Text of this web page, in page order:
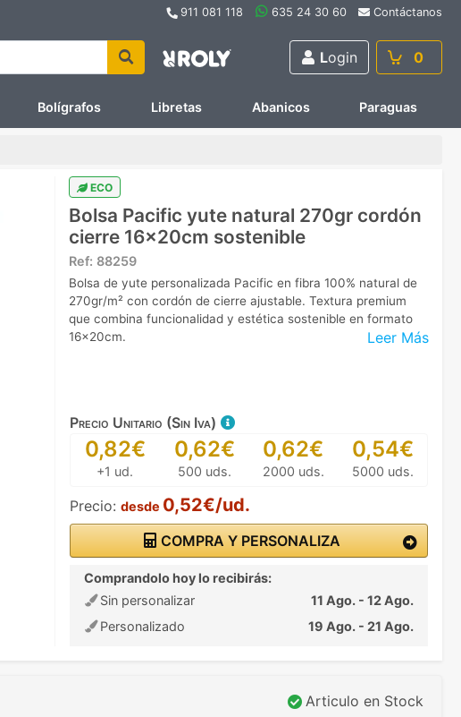
911 081 118 635 24 30 60 Contáctanos
Login 0
Bolígrafos Libretas Abanicos Paraguas
ECO
Bolsa Pacific yute natural 270gr cordón
cierre 16x20cm sostenible
Ref: 88259
Leer Más
Bolsa de yute personalizada Pacific en fibra 100% natural de
270gr/m² con cordón de cierre ajustable. Textura premium
que combina funcionalidad y estética sostenible en formato
16x20cm.
Precio Unitario (Sin Iva)
0,82€
+1 ud.
0,62€
500 uds.
0,62€
2000 uds.
0,54€
5000 uds.
Precio: desde 0,52€/ud.
COMPRA Y PERSONALIZA
Comprandolo hoy lo recibirás:
Sin personalizar
11 Ago. - 12 Ago.
Personalizado
19 Ago. - 21 Ago.
Articulo en Stock